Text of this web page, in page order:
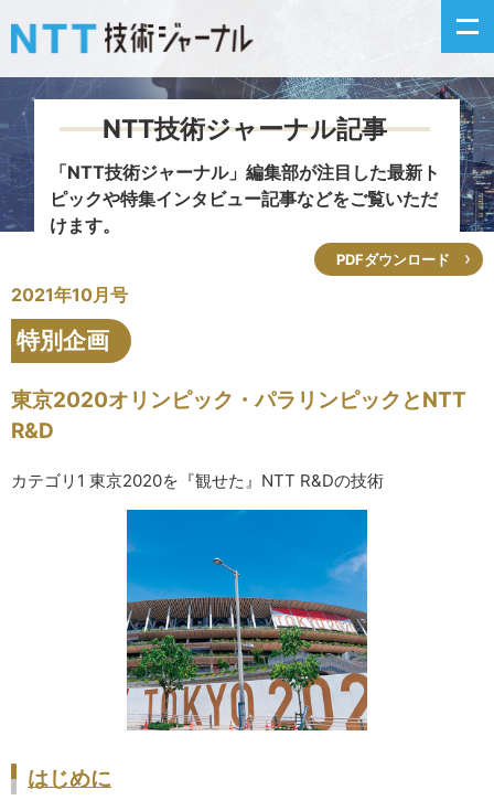
新着情報
イベントカレンダー
NTT技術ジャーナル記事
「NTT技術ジャーナル」編集部が注目した最新ト
ピックや特集インタビュー記事などをご覧いただ
けます。
PDFダウンロード
2021年10月号
特別企画
東京2020オリンピック・パラリンピックとNTT
R&D
カテゴリ1 東京2020を『観せた』NTT R&Dの技術
はじめに